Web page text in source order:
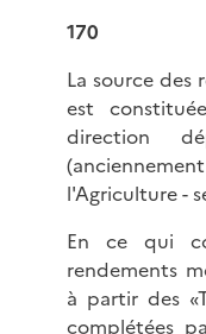
170
La source des
est
direction
l'Agriculture -
En ce qui
rendements
à partir des
complétées